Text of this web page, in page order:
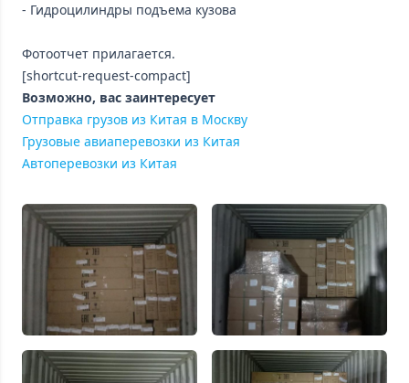
- Гидроцилиндры подъема кузова
Фотоотчет прилагается.
[shortcut-request-compact]
Возможно, вас заинтересует
Отправка грузов из Китая в Москву
Грузовые авиаперевозки из Китая
Автоперевозки из Китая